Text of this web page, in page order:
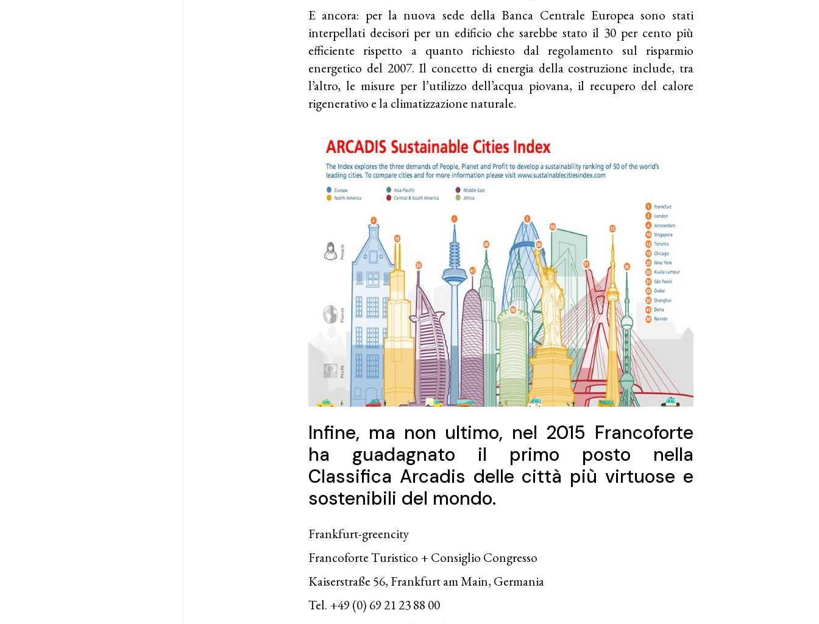
E ancora: per la nuova sede della Banca Centrale Europea sono stati
interpellati decisori per un edificio che sarebbe stato il 30 per cento più
efficiente rispetto a quanto richiesto dal regolamento sul risparmio
energetico del 2007. Il concetto di energia della costruzione include, tra
l’altro, le misure per l’utilizzo dell’acqua piovana, il recupero del calore
rigenerativo e la climatizzazione naturale.
Infine, ma non ultimo, nel 2015 Francoforte
ha guadagnato il primo posto nella
Classifica Arcadis delle città più virtuose e
sostenibili del mondo.
Frankfurt-greencity
Francoforte Turistico + Consiglio Congresso
Kaiserstraße 56, Frankfurt am Main, Germania
Tel. +49 (0) 69 21 23 88 00